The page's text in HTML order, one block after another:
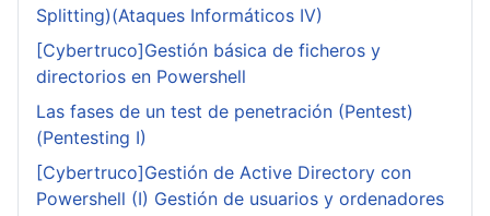
Splitting)(Ataques Informáticos IV)
[Cybertruco]Gestión básica de ficheros y
directorios en Powershell
Las fases de un test de penetración (Pentest)
(Pentesting I)
[Cybertruco]Gestión de Active Directory con
Powershell (I) Gestión de usuarios y ordenadores